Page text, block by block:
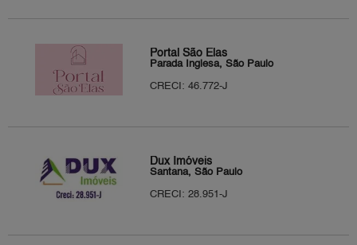
Portal São Elas
Parada Inglesa, São Paulo
CRECI: 46.772-J
Dux Imóveis
Santana, São Paulo
CRECI: 28.951-J